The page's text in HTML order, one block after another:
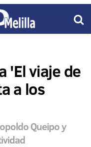
'El viaje de
a los
Queipo y